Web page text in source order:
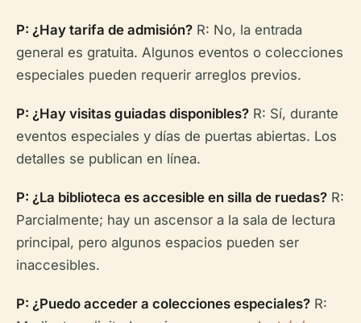
P: ¿Hay tarifa de admisión? R: No, la entrada
general es gratuita. Algunos eventos o colecciones
especiales pueden requerir arreglos previos.
P: ¿Hay visitas guiadas disponibles? R: Sí, durante
eventos especiales y días de puertas abiertas. Los
detalles se publican en línea.
P: ¿La biblioteca es accesible en silla de ruedas? R:
Parcialmente; hay un ascensor a la sala de lectura
principal, pero algunos espacios pueden ser
inaccesibles.
P: ¿Puedo acceder a colecciones especiales? R: